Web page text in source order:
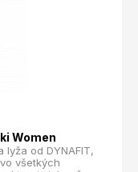
Women
lyža od DYNAFIT,
všetkých